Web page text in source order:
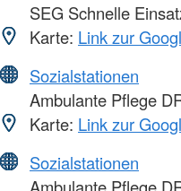
SEG Schnelle
Karte: Link zur
Sozialstationen
Ambulante Pflege
Karte: Link zur
Sozialstationen